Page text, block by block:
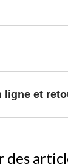
ligne et
des